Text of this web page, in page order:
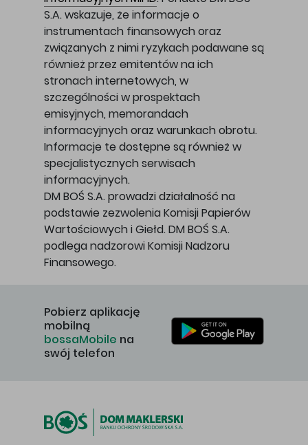
S.A. wskazuje, że informacje o
instrumentach finansowych oraz
związanych z nimi ryzykach podawane są
również przez emitentów na ich
stronach internetowych, w
szczególności w prospektach
emisyjnych, memorandach
informacyjnych oraz warunkach obrotu.
Informacje te dostępne są również w
specjalistycznych serwisach
informacyjnych.
DM BOŚ S.A. prowadzi działalność na
podstawie zezwolenia Komisji Papierów
Wartościowych i Giełd. DM BOŚ S.A.
podlega nadzorowi Komisji Nadzoru
Finansowego.
Pobierz aplikację
mobilną
bossaMobile na
swój telefon